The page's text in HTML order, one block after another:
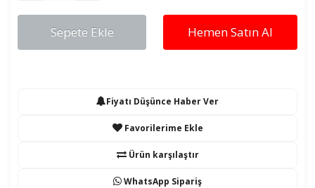
Sepete Ekle Hemen Satın Al
Fiyatı Düşünce Haber Ver
Favorilerime Ekle
Ürün karşılaştır
WhatsApp Sipariş